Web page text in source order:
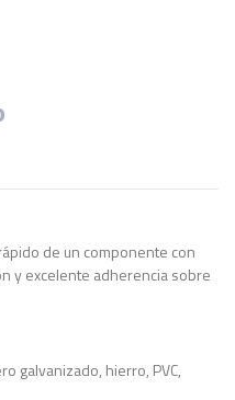
de un componente con
y excelente adherencia sobre
galvanizado, hierro, PVC,